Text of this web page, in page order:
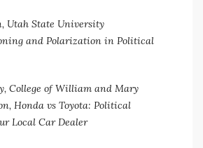
Utah State University
and Polarization in Political
College of William and Mary
Honda vs Toyota: Political
Local Car Dealer